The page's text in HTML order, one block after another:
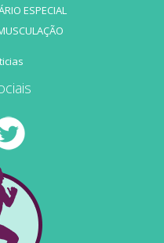
ESPECIAL